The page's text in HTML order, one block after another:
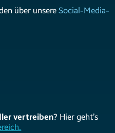
über unsereSocial-Media-
vertreiben? Hier geht’s